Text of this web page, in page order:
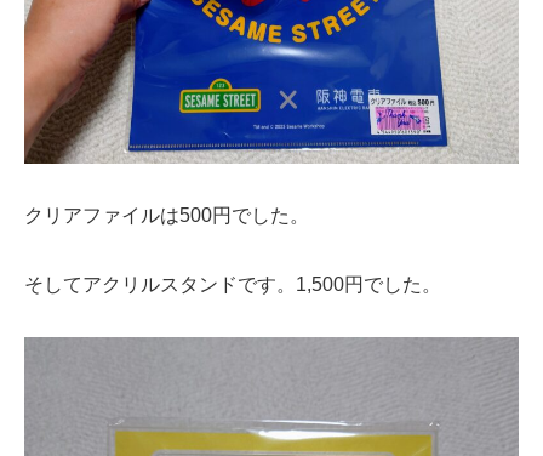
クリアファイルは500円でした。
そしてアクリルスタンドです。1,500円でした。